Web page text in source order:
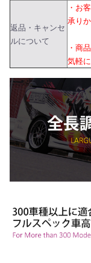
返品・キャンセ
ルについて
・お
承り
・商
気軽